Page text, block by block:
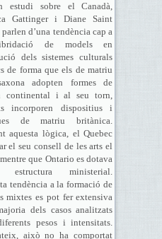
estudi sobre el Canadà,
Gattinger i Diane Saint
d’una tendència cap a
de models en
dels sistemes culturals
de forma que els de matriu
adopten formes de
continental i al seu torn,
incorporen dispositius i
de matriu britànica.
aquesta lògica, el Quebec
el seu consell de les arts el
que Ontario es dotava
estructura ministerial.
tendència a la formació de
mixtes es pot fer extensiva
dels casos analitzats
pesos i intensitats.
això no ha comportat